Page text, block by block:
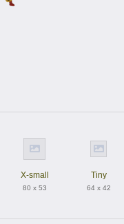
X-small
80 x 53
Tiny
64 x 42